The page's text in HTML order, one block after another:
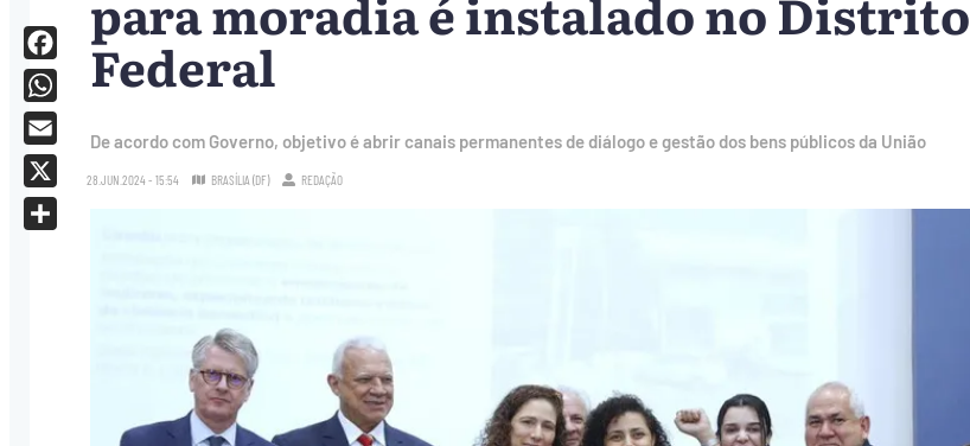
Federal
De acordo com Governo, objetivo é abrir canais permanentes de diálogo e gestão dos bens públicos da União
28.JUN.2024 - 15:54 BRASÍLIA (DF) REDAÇÃO
Facebook
WhatsApp
Email
X